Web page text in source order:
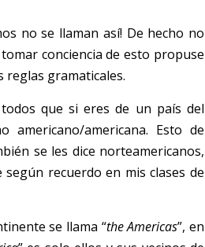
no se llaman así! De hecho no
conciencia de esto propuse
reglas gramaticales.
que si eres de un país del
americana. Esto de
se les dice norteamericanos,
recuerdo en mis clases de
se llama “the Americas”, en